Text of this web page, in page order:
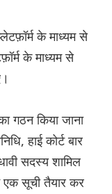
के माध्यम से
के माध्यम से
गठन किया जाना
हाई कोर्ट बार
सदस्य शामिल
एक सूची तैयार कर